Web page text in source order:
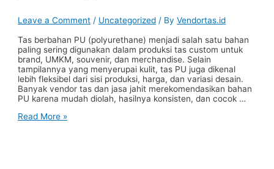
Leave a Comment / Uncategorized / ByVendortas.id
Tas berbahan PU (polyurethane) menjadi salah satu bahan
paling sering digunakan dalam produksi tas custom untuk
brand, UMKM, souvenir, dan merchandise. Selain
tampilannya yang menyerupai kulit, tas PU juga dikenal
lebih fleksibel dari sisi produksi, harga, dan variasi desain.
Banyak vendor tas dan jasa jahit merekomendasikan bahan
PU karena mudah diolah, hasilnya konsisten, dan cocok …
Tas
Read More »